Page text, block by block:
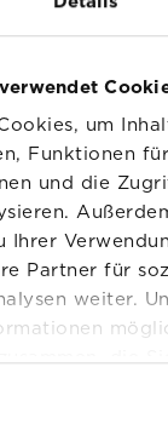
um
Funktionen
und die
Ihrer
Partner für
weiter.
die
gesammelt
Berechnen